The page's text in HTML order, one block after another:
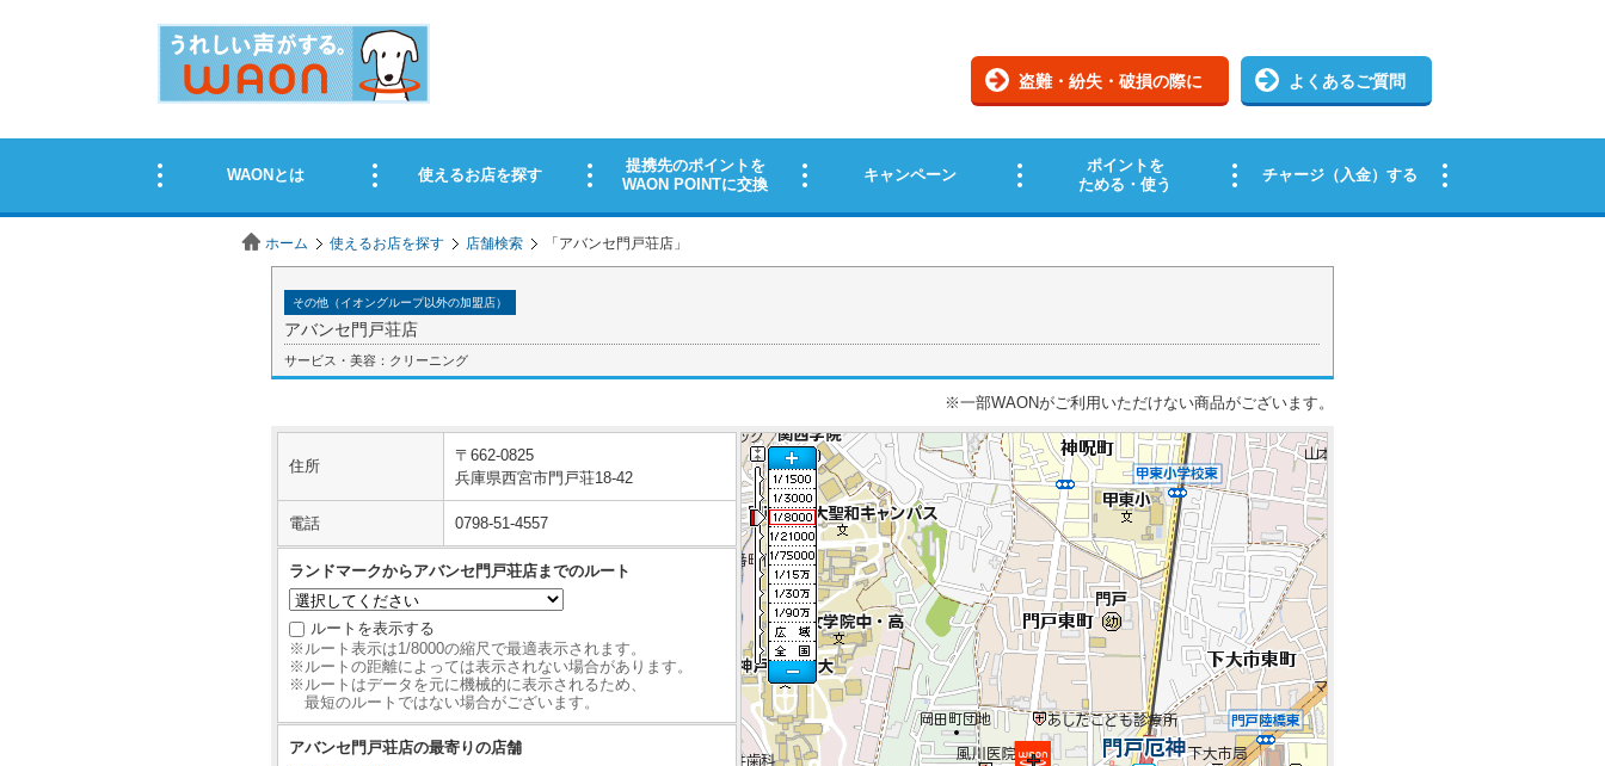
ホーム 使えるお店を探す 店舗検索 「 アバンセ門戸荘店 」
その他（イオングループ以外の加盟店）
アバンセ門戸荘店
サービス・美容：クリーニング
※一部WAONがご利用いただけない商品がございます。
住所
〒662-0825
兵庫県西宮市門戸荘18-42
電話 0798-51-4557
ランドマークからアバンセ門戸荘店までのルート
ルートを表示する
※ルート表示は1/8000の縮尺で最適表示されます。
※ルートの距離によっては表示されない場合があります。
※ルートはデータを元に機械的に表示されるため、
最短のルートではない場合がございます。
アバンセ門戸荘店の最寄りの店舗